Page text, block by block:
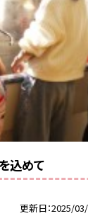
込めて
更新日 2025/